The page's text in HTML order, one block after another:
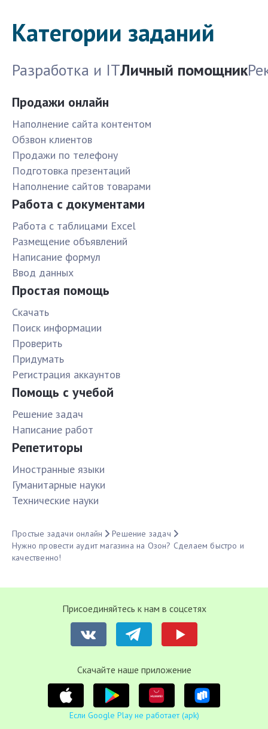
Категории заданий
Разработка и ITЛичный помощник
Продажи онлайн
Наполнение сайта контентом
Обзвон клиентов
Продажи по телефону
Подготовка презентаций
Наполнение сайтов товарами
Работа с документами
Работа с таблицами Excel
Размещение объявлений
Написание формул
Ввод данных
Простая помощь
Скачать
Поиск информации
Проверить
Придумать
Pегистрация аккаунтов
Помощь с учебой
Решение задач
Написание работ
Репетиторы
Иностранные языки
Гуманитарные науки
Технические науки
Простые задачи онлайн
Решение задач
Нужно провести аудит магазина на Озон? Сделаем быстро и
качественно!
Присоединяйтесь к нам в соцсетях
Cкачайте наше приложение
Если Google Play не работает (apk)